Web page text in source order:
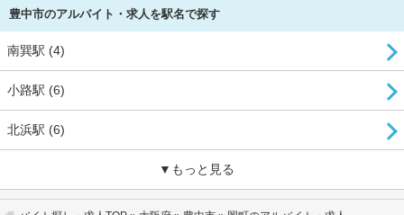
豊中市のアルバイト・求人を駅名で探す
南巽駅 (4)
小路駅 (6)
北浜駅 (6)
▼もっと見る